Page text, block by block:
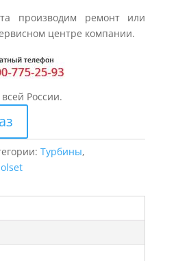
производим ремонт или
центре компании.
России.
Турбины,